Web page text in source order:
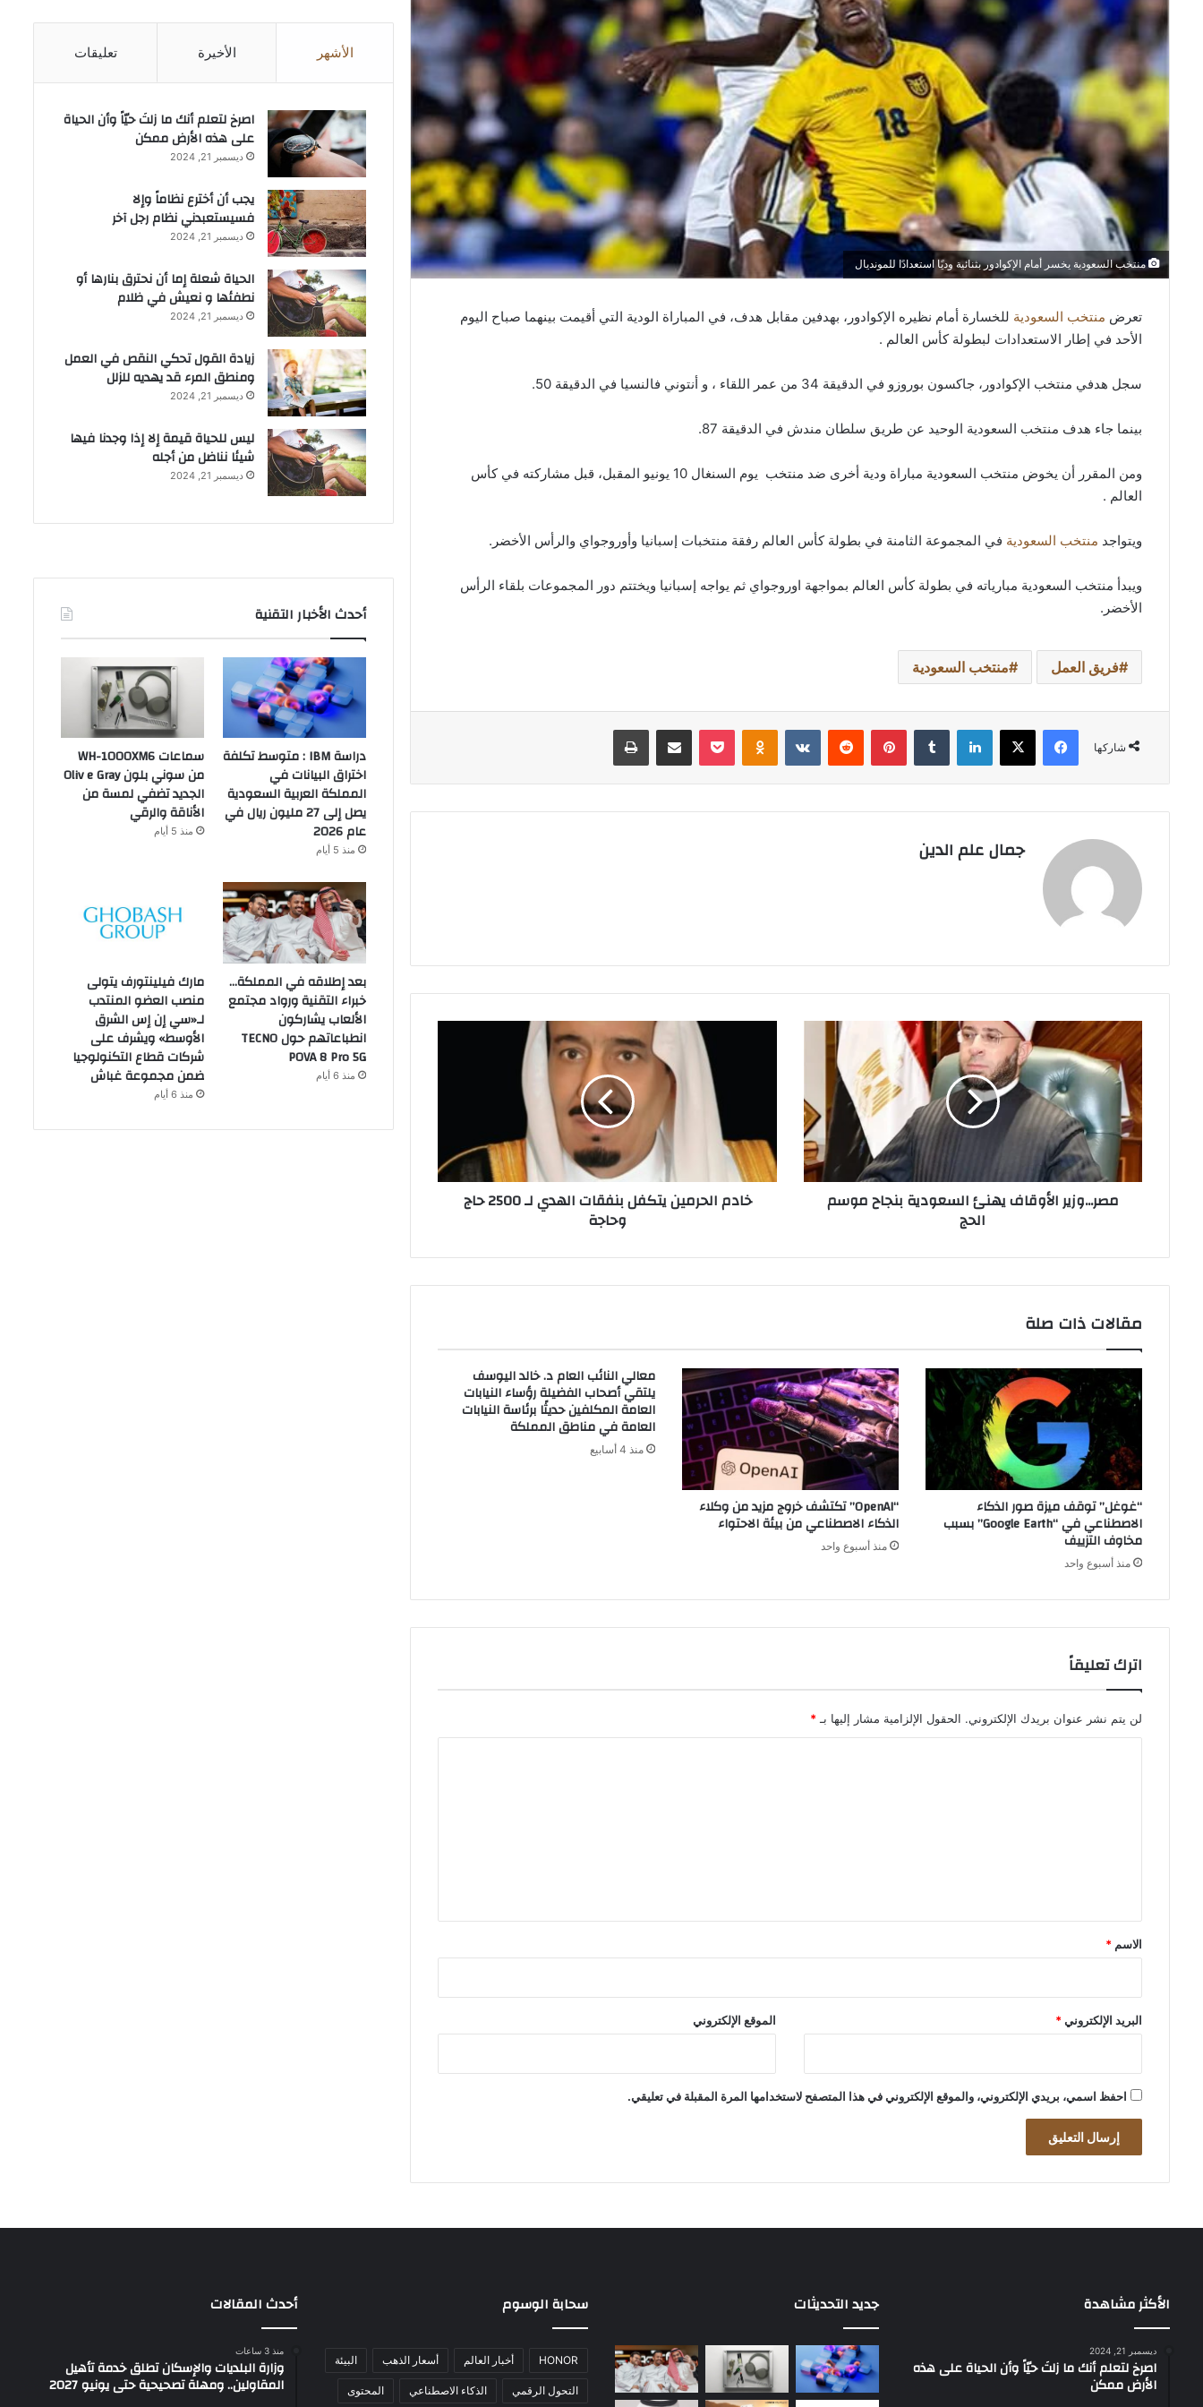
منتخب السعودية يخسر أمام الإكوادور بثنائية وديًا استعدادًا للمونديال
تعرض منتخب السعودية للخسارة أمام نظيره الإكوادور، بهدفين مقابل هدف، في المباراة الودية التي أقيمت بينهما صباح اليوم
الأحد في إطار الاستعدادات لبطولة كأس العالم .
سجل هدفي منتخب الإكوادور، جاكسون بوروزو في الدقيقة 34 من عمر اللقاء ، و أنتوني فالنسيا في الدقيقة 50.
بينما جاء هدف منتخب السعودية الوحيد عن طريق سلطان مندش في الدقيقة 87.
ومن المقرر أن يخوض منتخب السعودية مباراة ودية أخرى ضد منتخب يوم السنغال 10 يونيو المقبل، قبل مشاركته في كأس
العالم .
ويتواجد منتخب السعودية في المجموعة الثامنة في بطولة كأس العالم رفقة منتخبات إسبانيا وأوروجواي والرأس الأخضر.
ويبدأ منتخب السعودية مبارياته في بطولة كأس العالم بمواجهة اوروجواي ثم يواجه إسبانيا ويختتم دور المجموعات بلقاء الرأس
الأخضر.
فريق العمل منتخب السعودية
شاركها
فيسبوك ‫X لينكدإن بينتيريست Odnoklassniki
‫Pocket مشاركة عبر البريد طباعة
جمال علم الدين
مصر...وزير
الأوقاف
يهنئ
السعودية
بنجاح
موسم
الحج
مصر...وزير الأوقاف يهنئ السعودية بنجاح موسم
الحج
2500
حاج
وحاجة
خادم الحرمين يتكفل بنفقات الهدي لـ 2500 حاج
وحاجة
مقالات ذات صلة
“غوغل” توقف ميزة صور الذكاء
الاصطناعي في “Google Earth” بسبب
مخاوف التزييف
منذ أسبوع واحد
“OpenAI” تكتشف خروج مزيد من وكلاء
الذكاء الاصطناعي من بيئة الاحتواء
منذ أسبوع واحد
معالي النائب العام د. خالد اليوسف
يلتقي أصحاب الفضيلة رؤساء النيابات
العامة المكلفين حديثًا برئاسة النيابات
العامة في مناطق المملكة
منذ 4 أسابيع
اترك تعليقاً
لن يتم نشر عنوان بريدك الإلكتروني. الحقول الإلزامية مشار إليها بـ*
*
الاسم *
البريد الإلكتروني* الموقع الإلكتروني
احفظ اسمي، بريدي الإلكتروني، والموقع الإلكتروني في هذا المتصفح لاستخدامها المرة المقبلة في تعليقي.
الأشهر الأخيرة تعليقات
‫اصرخ لتعلم أنك ما زلتَ حيّاً وأن الحياة
على هذه الأرض ممكن
ديسمبر 21, 2024
يجب أن أخترع نظاماً وإلا
فسيستعبدني نظام رجل آخر
ديسمبر 21, 2024
الحياة شعلة إما أن نحترق بنارها أو
نطفئها و نعيش في ظلام
ديسمبر 21, 2024
زيادة القول تحكي النقص في العمل
ومنطق المرء قد يهديه للزلل
ديسمبر 21, 2024
ليس للحياة قيمة إلا إذا وجدنا فيها
شيئا نناضل من أجله
ديسمبر 21, 2024
أحدث الأخبار التقنية
دراسة IBM : متوسط تكلفة
اختراق البيانات في
المملكة العربية السعودية
يصل إلى 27 مليون ريال في
عام 2026
منذ 5 أيام
سماعات WH-1000XM6
من سوني بلون Oliv e Gray
الجديد تضفي لمسة من
الأناقة والرقي
منذ 5 أيام
بعد إطلاقه في المملكة…
خبراء التقنية ورواد مجتمع
الألعاب يشاركون
انطباعاتهم حول TECNO
POVA 8 Pro 5G
منذ 6 أيام
مارك فيلينتورف يتولى
منصب العضو المنتدب
لـ«سي إن إس الشرق
الأوسط» ويشرف على
شركات قطاع التكنولوجيا
ضمن مجموعة غباش
منذ 6 أيام
الأكثر مشاهدة
ديسمبر 21, 2024
‫اصرخ لتعلم أنك ما زلتَ حيّاً وأن الحياة على هذه
الأرض ممكن
جديد التحديثات سحابة الوسوم
HONOR أخبار العالم أسعار الذهب البيئة
التحول الرقمي الذكاء الاصطناعي المحتوى
أحدث المقالات
منذ 3 ساعات
وزارة البلديات والإسكان تطلق خدمة تأهيل
المقاولين.. ومهلة تصحيحية حتى يونيو 2027